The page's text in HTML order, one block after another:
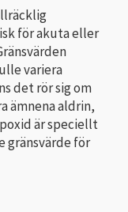
för akuta eller
variera
det rör sig om
ämnena aldrin,
är speciellt
gränsvärde för